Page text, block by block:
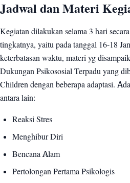
Jadwal dan Materi
Kegiatan dilakukan selama 3 hari
tingkatnya, yaitu pada tanggal 16-18
keterbatasan waktu, materi yg
Dukungan Psikososial Terpadu yang
Children dengan beberapa adaptasi.
antara lain:
Reaksi Stres
Menghibur Diri
Bencana Alam
Pertolongan Pertama Psikologis